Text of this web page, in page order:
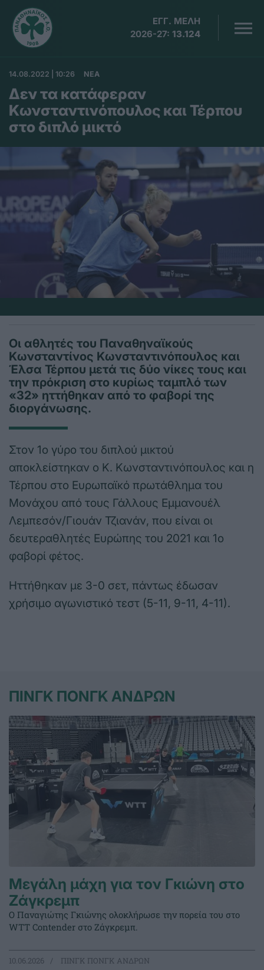
ΕΓΓ. ΜΕΛΗ
2026-27: 13.124
14.08.2022 | 10:26 ΝΕΑ
Δεν τα κατάφεραν
Κωνσταντινόπουλος και Τέρπου
στο διπλό μικτό
Οι αθλητές του Παναθηναϊκούς
Κωνσταντίνος Κωνσταντινόπουλος και
Έλσα Τέρπου μετά τις δύο νίκες τους και
την πρόκριση στο κυρίως ταμπλό των
«32» ηττήθηκαν από το φαβορί της
διοργάνωσης.
Στον 1ο γύρο του διπλού μικτού
αποκλείστηκαν ο Κ. Κωνσταντινόπουλος και η
Τέρπου στο Ευρωπαϊκό πρωτάθλημα του
Μονάχου από τους Γάλλους Εμμανουέλ
Λεμπεσόν/Γιουάν Τζιανάν, που είναι οι
δευτεραθλητές Ευρώπης του 2021 και 1ο
φαβορί φέτος.
Ηττήθηκαν με 3-0 σετ, πάντως έδωσαν
χρήσιμο αγωνιστικό τεστ (5-11, 9-11, 4-11).
ΠΙΝΓΚ ΠΟΝΓΚ ΑΝΔΡΩΝ
Μεγάλη μάχη για τον Γκιώνη στο
Ζάγκρεμπ
Ο Παναγιώτης Γκιώνης ολοκλήρωσε την πορεία του στο
WTT Contender στο Ζάγκρεμπ.
10.06.2026 ΠΙΝΓΚ ΠΟΝΓΚ ΑΝΔΡΩΝ